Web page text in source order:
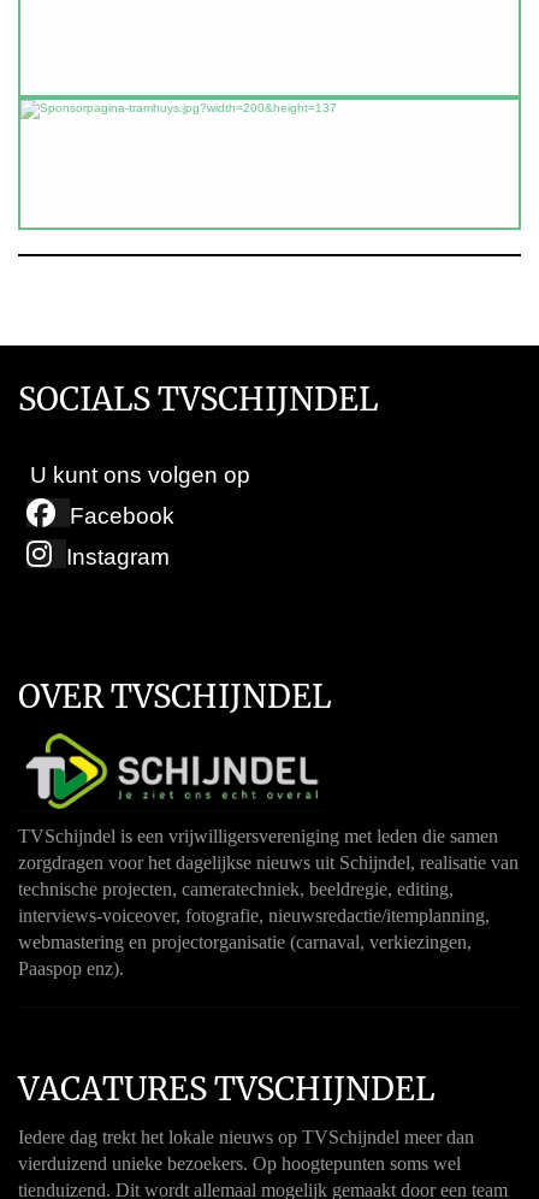
SOCIALS TVSCHIJNDEL
U kunt ons volgen op
Facebook
Instagram
OVER TVSCHIJNDEL
TVSchijndel is een vrijwilligersvereniging met leden die samen
zorgdragen voor het dagelijkse nieuws uit Schijndel, realisatie van
technische projecten, cameratechniek, beeldregie, editing,
interviews-voiceover, fotografie, nieuwsredactie/itemplanning,
webmastering en projectorganisatie (carnaval, verkiezingen,
Paaspop enz).
VACATURES TVSCHIJNDEL
Iedere dag trekt het lokale nieuws op TVSchijndel meer dan
vierduizend unieke bezoekers. Op hoogtepunten soms wel
tienduizend. Dit wordt allemaal mogelijk gemaakt door een team